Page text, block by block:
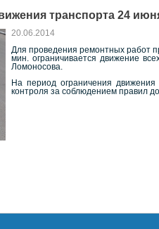
транспорта 24
20.06.2014
Для проведения ремонтных работ
мин. ограничивается движение
Ломоносова.
На период ограничения
контроля за соблюдением правил